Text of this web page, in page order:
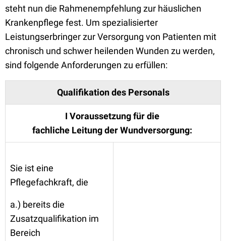
steht nun die Rahmenempfehlung zur häuslichen
Krankenpflege fest. Um spezialisierter
Leistungserbringer zur Versorgung von Patienten mit
chronisch und schwer heilenden Wunden zu werden,
sind folgende Anforderungen zu erfüllen:
Qualifikation des Personals
I Voraussetzung für die
fachliche Leitung der Wundversorgung:
Sie ist eine
Pflegefachkraft, die
a.) bereits die
Zusatzqualifikation im
Bereich